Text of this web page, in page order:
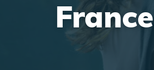
France